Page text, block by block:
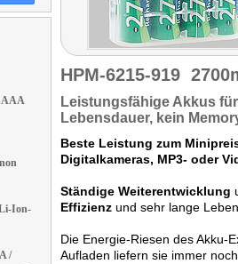
Ion-
/
HPM-6215-919
Leistungsfähige Akkus
Lebensdauer, kein
Beste Leistung zum
Digitalkameras, MP3- oder
Ständige Weiterentwicklung
Effizienz und sehr lange
Die Energie-Riesen des Akku-
Aufladen liefern sie immer